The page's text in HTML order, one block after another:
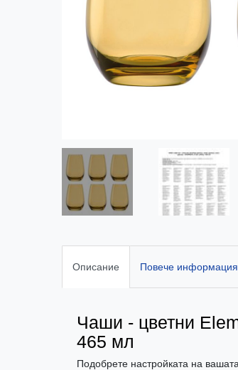
Описание Повече информация
Чаши - цветни
465 мл
Подобрете настройката на